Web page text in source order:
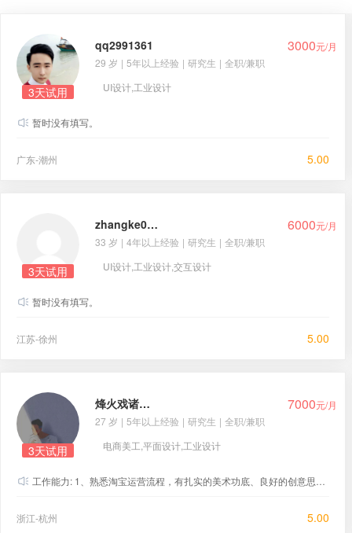
3天试用
qq2991361 3000元/月
29 岁 | 5年以上经验 | 研究生 | 全职/兼职
UI设计,工业设计
暂时没有填写。
广东-潮州 5.00
3天试用
zhangke0315 6000元/月
33 岁 | 4年以上经验 | 研究生 | 全职/兼职
UI设计,工业设计,交互设计
暂时没有填写。
江苏-徐州 5.00
3天试用
烽火戏诸侯乀 7000元/月
27 岁 | 5年以上经验 | 研究生 | 全职/兼职
电商美工,平面设计,工业设计
工作能力: 1、熟悉淘宝运营流程，有扎实的美术功底、良好的创意思维和理解能力，能及时把握顾客需求; 2、对色彩的把握独到，熟练使用Photoshop等设计软件，具备优秀的团队合作精神，乐于沟通。 公司名称: 上海xx服饰淘宝店 职位名称: 淘宝美工 工作时间: 2016-05 至2021-02 职业能力:从事淘宝美工主要针对淘宝店铺进行，以及淘宝店的海报，并对公司宣传的产品进行美工设计，具有具备扎实的美工基础，有独立设计网站的成功案例。
浙江-杭州 5.00